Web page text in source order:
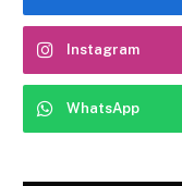
Instagram
WhatsApp